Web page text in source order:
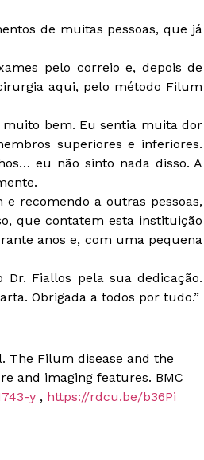
de muitas pessoas, que já
pelo correio e, depois de
aqui, pelo método Filum
bem. Eu sentia muita dor
superiores e inferiores.
eu não sinto nada disso. A
recomendo a outras pessoas,
que contatem esta instituição
anos e, com uma pequena
Fiallos pela sua dedicação.
Obrigada a todos por tudo.”
The Filum disease and the
and imaging features. BMC
y, https://rdcu.be/b36Pi